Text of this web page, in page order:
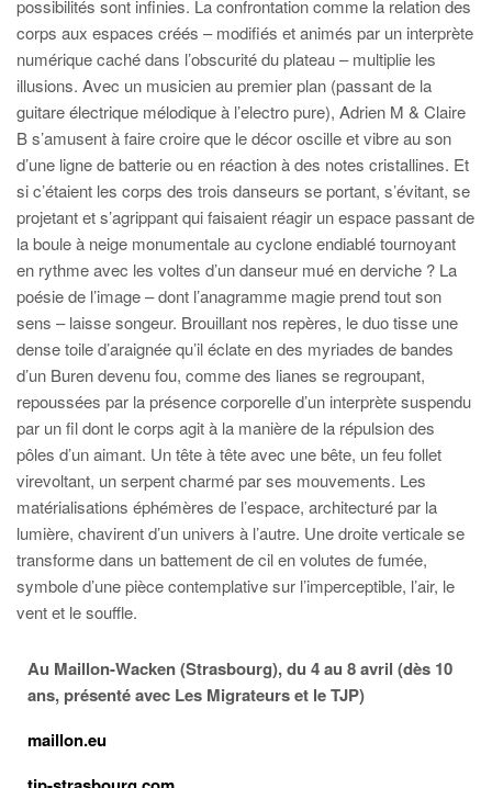
possibilités sont infinies. La confrontation comme la relation des
corps aux espaces créés – modifiés et animés par un interprète
numérique caché dans l’obscurité du plateau – multiplie les
illusions. Avec un musicien au premier plan (passant de la
guitare électrique mélodique à l’electro pure), Adrien M & Claire
B s’amusent à faire croire que le décor oscille et vibre au son
d’une ligne de batterie ou en réaction à des notes cristallines. Et
si c’étaient les corps des trois danseurs se portant, s’évitant, se
projetant et s’agrippant qui faisaient réagir un espace passant de
la boule à neige monumentale au cyclone endiablé tournoyant
en rythme avec les voltes d’un danseur mué en derviche ? La
poésie de l’image – dont l’anagramme magie prend tout son
sens – laisse songeur. Brouillant nos repères, le duo tisse une
dense toile d’araignée qu’il éclate en des myriades de bandes
d’un Buren devenu fou, comme des lianes se regroupant,
repoussées par la présence corporelle d’un interprète suspendu
par un fil dont le corps agit à la manière de la répulsion des
pôles d’un aimant. Un tête à tête avec une bête, un feu follet
virevoltant, un serpent charmé par ses mouvements. Les
matérialisations éphémères de l’espace, architecturé par la
lumière, chavirent d’un univers à l’autre. Une droite verticale se
transforme dans un battement de cil en volutes de fumée,
symbole d’une pièce contemplative sur l’imperceptible, l’air, le
vent et le souffle.
Au Maillon-Wacken (Strasbourg), du 4 au 8 avril (dès 10
ans, présenté avec Les Migrateurs et le TJP)
maillon.eu